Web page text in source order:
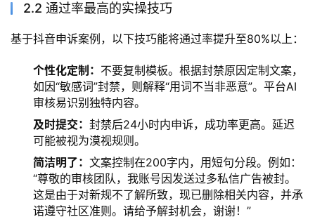
2.2 通过率最高的实操技巧
基于抖音申诉案例，以下技巧能将通过率提升至80%以上：
个性化定制： 不要复制模板。根据封禁原因定制文案，
如因“敏感词”封禁，则解释“用词不当非恶意”。平台AI
审核易识别独特内容。
及时提交： 封禁后24小时内申诉，成功率更高。延迟
可能被视为漠视规则。
简洁明了： 文案控制在200字内，用短句分段。例如：
“尊敬的审核团队，我账号因发送过多私信广告被封。
这是由于对新规不了解所致，现已删除相关内容，并承
诺遵守社区准则。请给予解封机会，谢谢！”